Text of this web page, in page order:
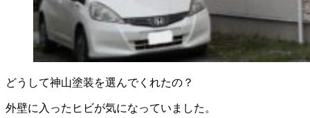
どうして神山塗装を選んでくれたの？
外壁に入ったヒビが気になっていました。